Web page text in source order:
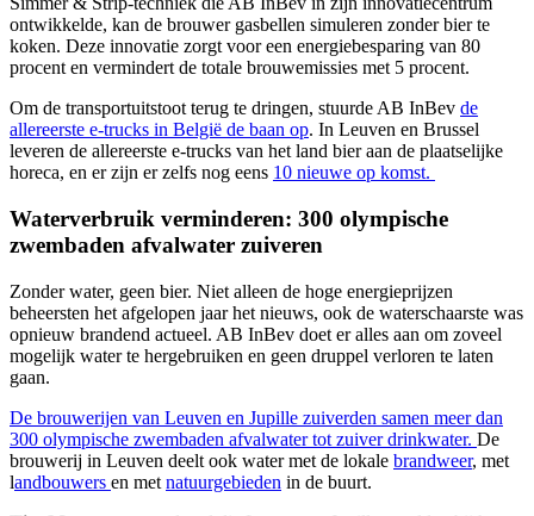
ontwikkelde, kan de brouwer gasbellen simuleren zonder bier te
koken. Deze innovatie zorgt voor een energiebesparing van 80
procent en vermindert de totale brouwemissies met 5 procent.
Om de transportuitstoot terug te dringen, stuurde AB InBev de
allereerste e-trucks in België de baan op. In Leuven en Brussel
leveren de allereerste e-trucks van het land bier aan de plaatselijke
horeca, en er zijn er zelfs nog eens 10 nieuwe op komst.
Waterverbruik verminderen: 300 olympische
zwembaden afvalwater zuiveren
Zonder water, geen bier. Niet alleen de hoge energieprijzen
beheersten het afgelopen jaar het nieuws, ook de waterschaarste was
opnieuw brandend actueel. AB InBev doet er alles aan om zoveel
mogelijk water te hergebruiken en geen druppel verloren te laten
gaan.
De brouwerijen van Leuven en Jupille zuiverden samen meer dan
300 olympische zwembaden afvalwater tot zuiver drinkwater. De
brouwerij in Leuven deelt ook water met de lokale brandweer, met
landbouwers en met natuurgebieden in de buurt.